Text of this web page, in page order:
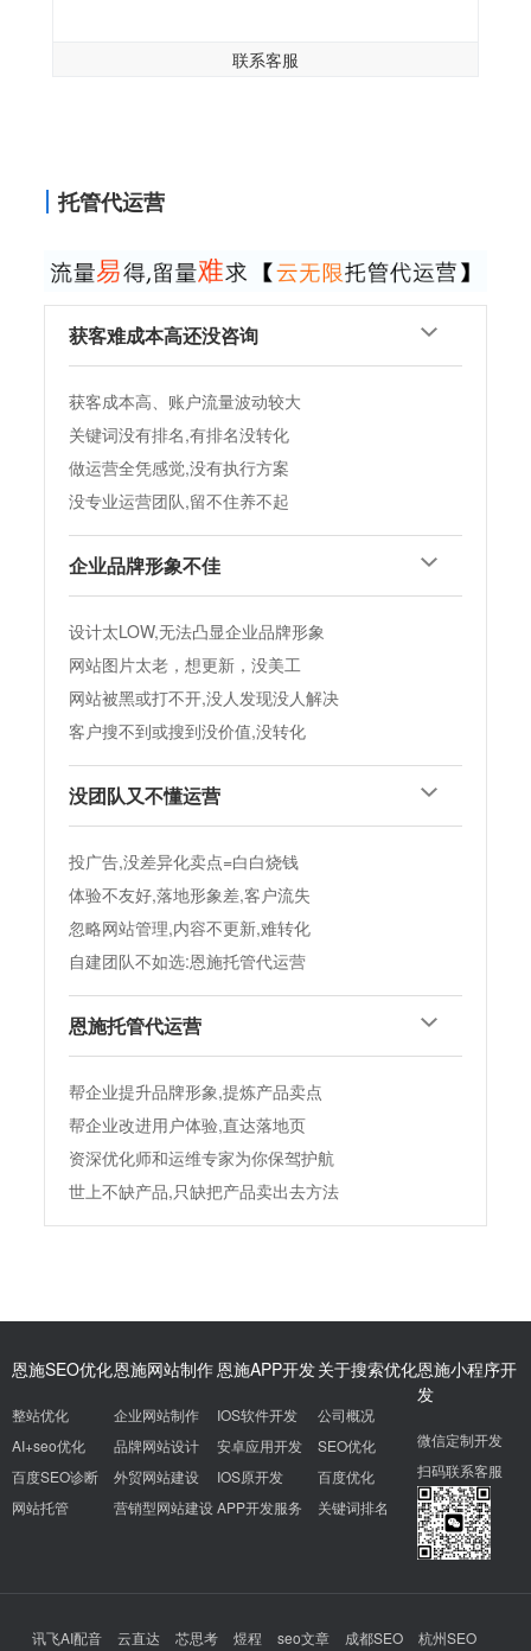
联系客服
托管代运营
获客难成本高还没咨询
获客成本高、账户流量波动较大
关键词没有排名,有排名没转化
做运营全凭感觉,没有执行方案
没专业运营团队,留不住养不起
企业品牌形象不佳
设计太LOW,无法凸显企业品牌形象
网站图片太老，想更新，没美工
网站被黑或打不开,没人发现没人解决
客户搜不到或搜到没价值,没转化
没团队又不懂运营
投广告,没差异化卖点=白白烧钱
体验不友好,落地形象差,客户流失
忽略网站管理,内容不更新,难转化
自建团队不如选:恩施托管代运营
恩施托管代运营
帮企业提升品牌形象,提炼产品卖点
帮企业改进用户体验,直达落地页
资深优化师和运维专家为你保驾护航
世上不缺产品,只缺把产品卖出去方法
恩施SEO优化
整站优化
AI+seo优化
百度SEO诊断
网站托管
恩施网站制作
企业网站制作
品牌网站设计
外贸网站建设
营销型网站建设
恩施APP开发
IOS软件开发
安卓应用开发
IOS原开发
APP开发服务
关于搜索优化
公司概况
SEO优化
百度优化
关键词排名
恩施小程序开
发
微信定制开发
扫码联系客服
讯飞AI配音 云直达 芯思考 煜程 seo文章 成都SEO 杭州SEO